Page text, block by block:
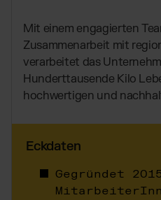
Shopify Fulfillment
Amazon
TikTok Fulfillment
WooCommerce
Billbee Fulfillment
PlentyONE
Mit einem engagierten
Zusammenarbeit mit
verarbeitet das
Hunderttausende Kilo
hochwertigen und
Eckdaten
Gegründet